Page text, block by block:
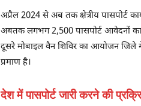
अप्रैल 2024 से अब तक क्षेत्रीय पासपोर्ट
अबतक लगभग 2,500 पासपोर्ट आवेदनों का
दूसरे मोबाइल वैन शिविर का आयोजन जिले
प्रमाण है।
देश में पासपोर्ट जारी करने की